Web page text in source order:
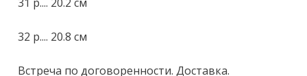
32 р.... 20.8 см
Встреча по договоренности. Доставка.